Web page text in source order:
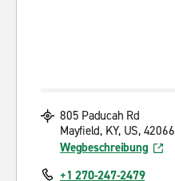
805 Paducah Rd
Mayfield, KY, US, 42066
Wegbeschreibung
+1 270-247-2479